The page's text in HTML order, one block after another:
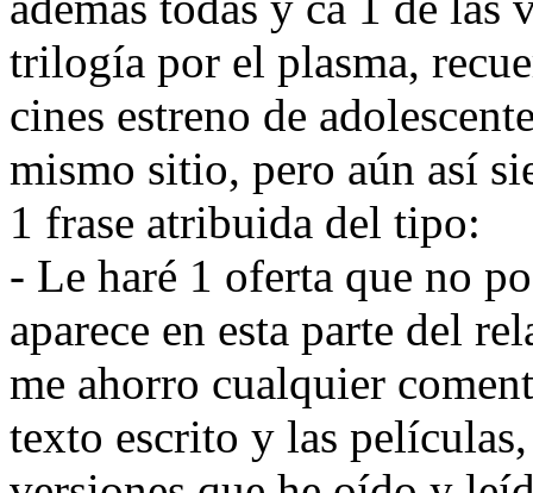
trilogía por el plasma,
cines estreno de
mismo sitio, pero aún así
1 frase atribuida del tipo:
- Le haré 1 oferta que no
aparece en esta parte del
me ahorro cualquier
texto escrito y las